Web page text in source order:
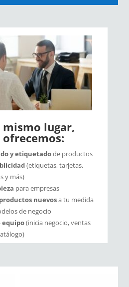
mismo lugar,
y etiquetadode productos
(etiquetas, tarjetas,
y más)
para empresas
nuevosa tu medida
de negocio
equipo(inicia negocio, ventas